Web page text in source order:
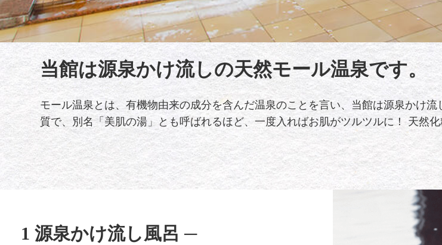
当館は源泉かけ流しの天然モール温泉です。
モール温泉とは、有機物由来の成分を含んだ温泉のことを言い、当館は源泉かけ
質で、別名「美肌の湯」とも呼ばれるほど、一度入ればお肌がツルツルに！ 天然
1 源泉かけ流し風呂 ─